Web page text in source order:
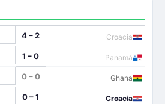
4 – 2
Croacia
1 – 0
Panamá
0 – 0
Ghana
0 – 1
Croacia